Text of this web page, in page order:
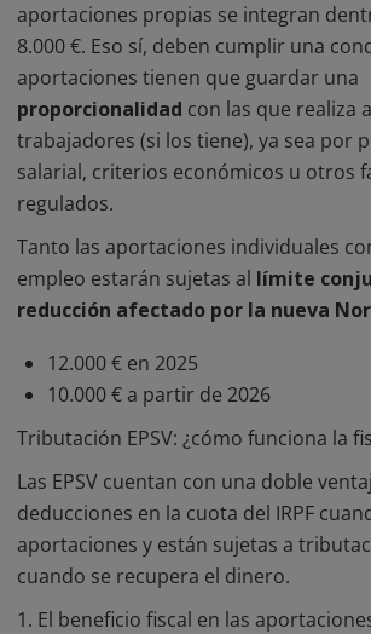
aportaciones propias se integran
8.000 €. Eso sí, deben cumplir una
aportaciones tienen que guardar una
proporcionalidad con las que realiza
trabajadores (si los tiene), ya sea por
salarial, criterios económicos u otros
regulados.
Tanto las aportaciones individuales
empleo estarán sujetas al límite
reducción afectado por la nueva
12.000 € en 2025
10.000 € a partir de 2026
Tributación EPSV: ¿cómo funciona la
Las EPSV cuentan con una doble
deducciones en la cuota del IRPF
aportaciones y están sujetas a
cuando se recupera el dinero.
1. El beneficio fiscal en las